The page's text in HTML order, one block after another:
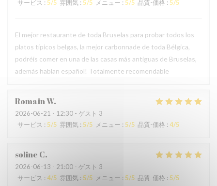
サービス : 5/5 雰囲気 : 5/5 メニュー : 5/5 品質-価格 : 5/5
El mejor restaurante de toda Bruselas para probar todos los
platos típicos belgas, la mejor carbonnade de toda Bélgica,
podréis comer en una de las casas más antiguas de Bruselas,
además hablan español! Totalmente recomendable
RomainW
2026-06-21 - 12:30 - ゲスト 3
サービス : 5/5 雰囲気 : 5/5 メニュー : 5/5 品質-価格 : 4/5
soline C
2026-06-13 - 21:00 - ゲスト 3
サービス : 4/5 雰囲気 : 5/5 メニュー : 5/5 品質-価格 : 5/5